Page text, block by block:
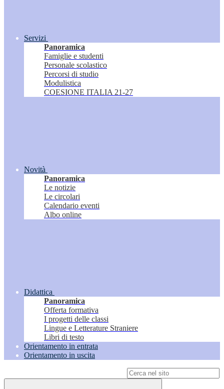
Servizi
Panoramica
Famiglie e studenti
Personale scolastico
Percorsi di studio
Modulistica
COESIONE ITALIA 21-27
Novità
Panoramica
Le notizie
Le circolari
Calendario eventi
Albo online
Didattica
Panoramica
Offerta formativa
I progetti delle classi
Lingue e Letterature Straniere
Libri di testo
Orientamento in entrata
Orientamento in uscita